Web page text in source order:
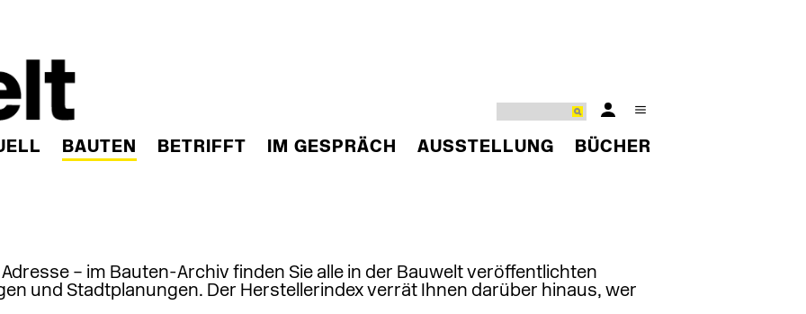
BAUTEN BETRIFFT IM GESPRÄCH AUSSTELLUNG BÜCHER
– im Bauten-Archiv finden Sie alle in der Bauwelt veröffentlichten
und Stadtplanungen. Der Herstellerindex verrät Ihnen darüber hinaus, wer